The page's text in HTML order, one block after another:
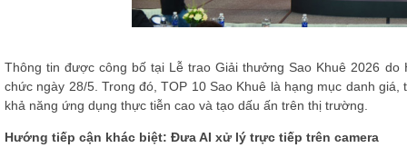
Thông tin được công bố tại Lễ trao Giải thưởng Sao Khuê 2026 do
chức ngày 28/5. Trong đó, TOP 10 Sao Khuê là hạng mục danh
khả năng ứng dụng thực tiễn cao và tạo dấu ấn trên thị trường.
Hướng tiếp cận khác biệt: Đưa AI xử lý trực tiếp trên camera